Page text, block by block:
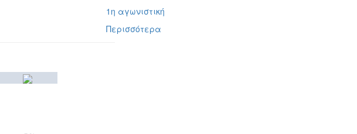
1η αγωνιστική
Περισσότερα